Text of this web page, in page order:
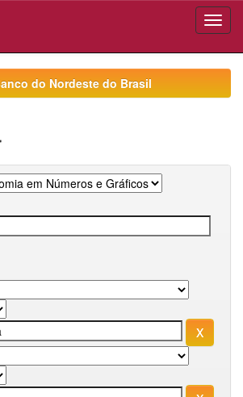
do Nordeste do Brasil